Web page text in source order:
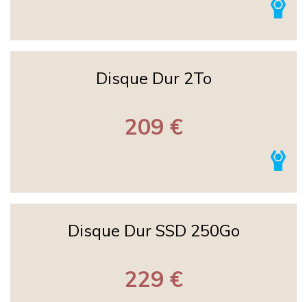
Disque Dur 2To
209 €
Disque Dur SSD 250Go
229 €